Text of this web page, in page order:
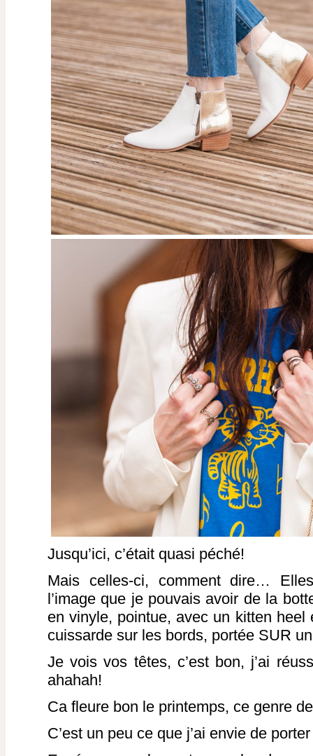
Jusqu’ici, c’était quasi péché!
Mais celles-ci, comment dire…
l’image que je pouvais avoir de la
en vinyle, pointue, avec un kitten heel
cuissarde sur les bords, portée SUR
Je vois vos têtes, c’est bon, j’ai
ahahah!
Ca fleure bon le printemps, ce genre
C’est un peu ce que j’ai envie de